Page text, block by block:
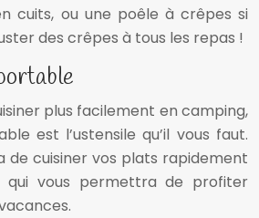
cuits, ou une poêle à crêpes si
des crêpes à tous les repas !
plus facilement en camping,
est l’ustensile qu’il vous faut.
de cuisiner vos plats rapidement
vous permettra de profiter